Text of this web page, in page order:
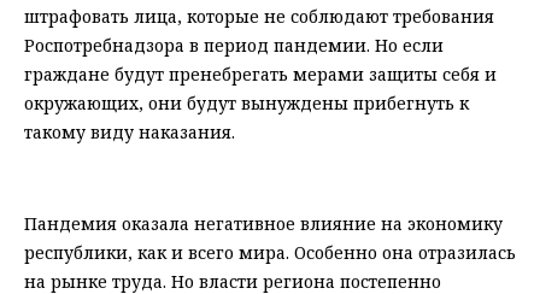
штрафовать лица, которые не соблюдают требования
Роспотребнадзора в период пандемии. Но если
граждане будут пренебрегать мерами защиты себя и
окружающих, они будут вынуждены прибегнуть к
такому виду наказания.
Пандемия оказала негативное влияние на экономику
республики, как и всего мира. Особенно она отразилась
на рынке труда. Но власти региона постепенно